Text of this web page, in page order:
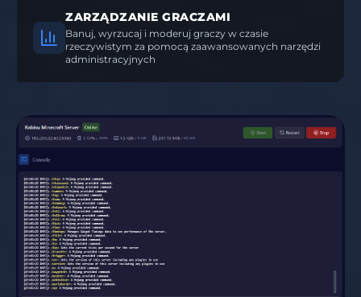
ZARZĄDZANIE GRACZAMI
Banuj, wyrzucaj i moderuj graczy w czasie
rzeczywistym za pomocą zaawansowanych narzędzi
administracyjnych